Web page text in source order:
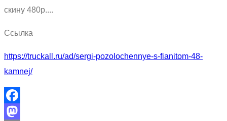
скину 480р....
Ссылка
https://truckall.ru/ad/sergi-pozolochennye-s-fianitom-48-
kamnej/
Facebook